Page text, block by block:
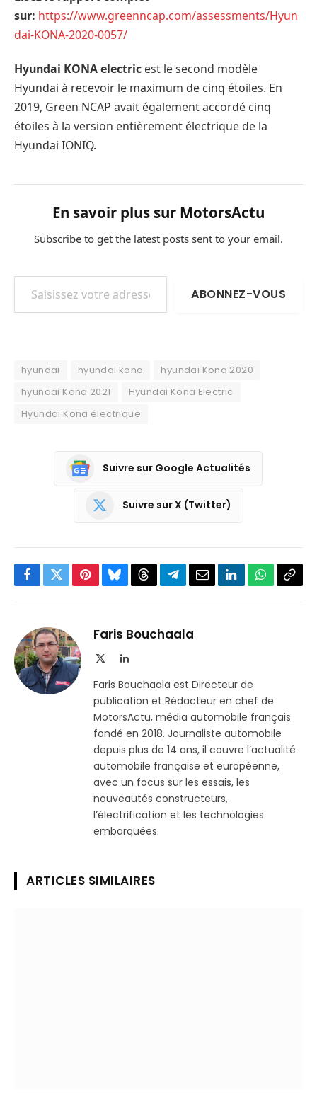
sur: https://www.greenncap.com/assessments/Hyun
dai-KONA-2020-0057/
Hyundai KONA electric est le second modèle
Hyundai à recevoir le maximum de cinq étoiles. En
2019, Green NCAP avait également accordé cinq
étoiles à la version entièrement électrique de la
Hyundai IONIQ.
En savoir plus sur MotorsActu
Subscribe to get the latest posts sent to your email.
Saisissez votre adresse e-mail…
ABONNEZ-VOUS
hyundai hyundai kona
hyundai Kona 2020
hyundai Kona 2021
Hyundai Kona Electric
Hyundai Kona électrique
Suivre sur Google Actualités
Suivre sur X (Twitter)
Facebook
TwitterPinterestBlueskyThreadsPartager
Telegram
EmailLinkedInWhatsApp
Faris Bouchaala
LinkedIn
Faris Bouchaala est Directeur de
publication et Rédacteur en chef de
MotorsActu, média automobile français
fondé en 2018. Journaliste automobile
depuis plus de 14 ans, il couvre l’actualité
automobile française et européenne,
avec un focus sur les essais, les
nouveautés constructeurs,
l’électrification et les technologies
embarquées.
ARTICLES SIMILAIRES